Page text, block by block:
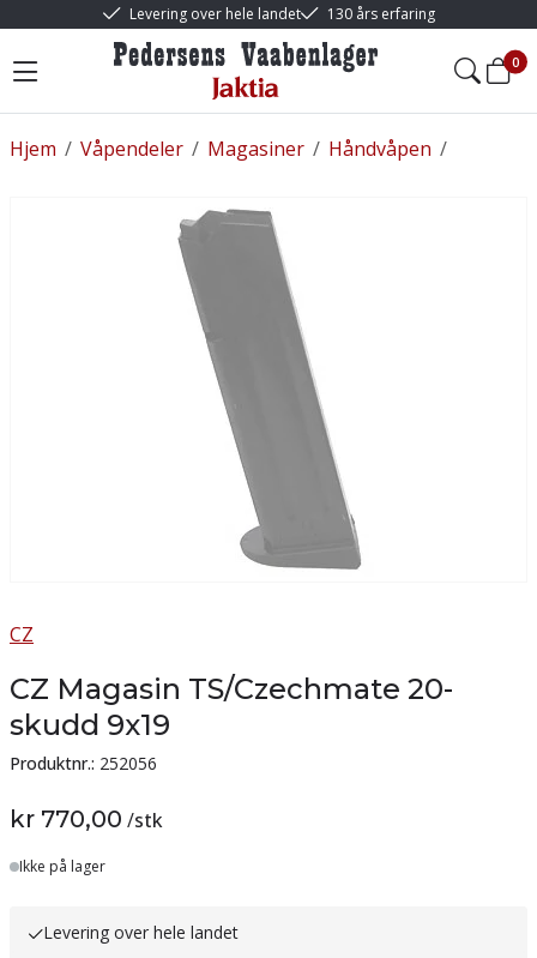
Levering over hele landet 130 års erfaring
0
/
Hjem /
Våpendeler /
Magasiner /
Håndvåpen
CZ
CZ Magasin TS/Czechmate 20-
skudd 9x19
Produktnr.: 252056
kr 770,00 /stk
Lager
Ikke på lager
Levering over hele landet